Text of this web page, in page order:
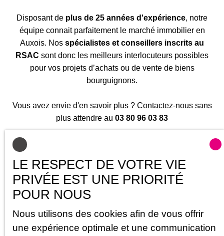
équipe connait parfaitement le marché immobilier en
Auxois. Nosspécialistes et conseillers inscrits au
RSACsont donc les meilleurs interlocuteurs possibles
pour vos projets d’achats ou de vente de biens
bourguignons.
plus attendre au03 80 96 03 83
LE RESPECT DE VOTRE VIE
PRIVÉE EST UNE PRIORITÉ
POUR NOUS
Nous utilisons des cookies afin de vous offrir
une expérience optimale et une communication